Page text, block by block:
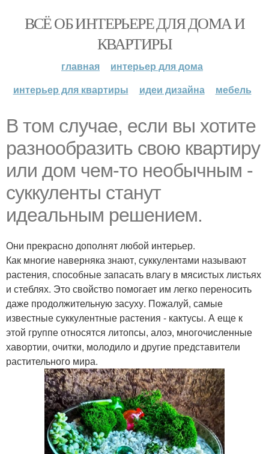
ВСЁ ОБ ИНТЕРЬЕРЕ ДЛЯ ДОМА И
КВАРТИРЫ
главная
интерьер для дома
интерьер для квартиры
идеи дизайна мебель
В том случае, если вы хотите
разнообразить свою квартиру
или дом чем-то необычным -
суккуленты станут
идеальным решением.
Они прекрасно дополнят любой интерьер.
Как многие наверняка знают, суккулентами называют
растения, способные запасать влагу в мясистых листьях
и стеблях. Это свойство помогает им легко переносить
даже продолжительную засуху. Пожалуй, самые
известные суккулентные растения - кактусы. А еще к
этой группе относятся литопсы, алоэ, многочисленные
хавортии, очитки, молодило и другие представители
растительного мира.